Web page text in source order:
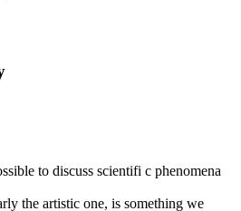
to discuss scientifi c phenomena
the artistic one, is something we